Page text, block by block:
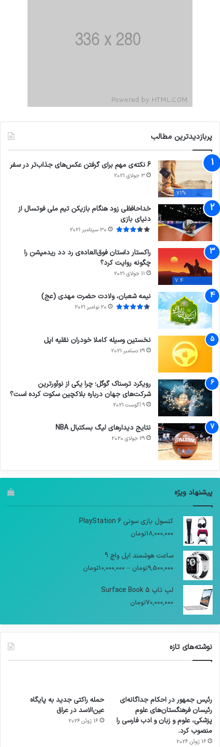
پربازدیدترین مطالب
71%
6 نکته‌ی مهم برای گرفتن عکس‌های جذاب‌تر در سفر
3 جولای 2021
خداحافظی زود هنگام بازیکن تیم ملی فوتسال از
دنیای بازی
30 سپتامبر 2021
7.4
راکستار داستان فوق‌العاده‌ی رد دد ریدمپشن را
چگونه روایت کرد؟
11 جولای 2021
نیمه شعبان، ولادت حضرت مهدی (عج)
20 نوامبر 2021
نخستین وسیله کاملا خودران نقلیه اپل
29 دسامبر 2021
رویکرد ترسناک گوگل؛ چرا یکی از نوآورترین
شرکت‌های جهان درباره بلاکچین سکوت کرده است؟
9 آگوست 2021
نتایج دیدار‌های لیگ بسکتبال NBA
29 جولای 2020
پیشنهاد ویژه
کنسول بازی سونی PlayStation 6
18,000,000تومان
ساعت هوشمند اپل واچ 9
9,500,000تومان –
10,000,000تومان
لپ تاپ Surface Book 5
70,000,000تومان
نوشته‌های تازه
رئیس جمهور در احکام جداگانه‌ای
رئیسان فرهنگستان‌های علوم
پزشکی، علوم و زبان و ادب فارسی را
منصوب کرد.
16 ژوئن 2026
حمله راکتی جدید به پایگاه
عین‌الاسد در عراق
16 ژوئن 2026